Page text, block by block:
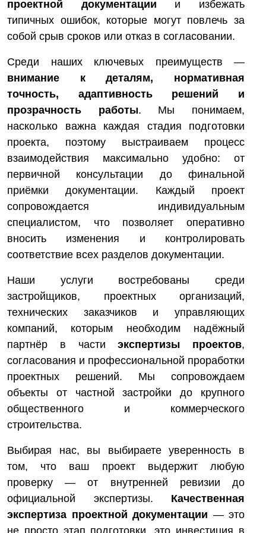
проектной документации и избежать
типичных ошибок, которые могут повлечь за
собой срыв сроков или отказ в согласовании.
Среди наших ключевых преимуществ —
внимание к деталям, нормативная
точность, адаптивность решений и
прозрачность работы. Мы понимаем,
насколько важна каждая стадия подготовки
проекта, поэтому выстраиваем процесс
взаимодействия максимально удобно: от
первичной консультации до финальной
приёмки документации. Каждый проект
сопровождается индивидуальным
специалистом, что позволяет оперативно
вносить изменения и контролировать
соответствие всех разделов документации.
Наши услуги востребованы среди
застройщиков, проектных организаций,
технических заказчиков и управляющих
компаний, которым необходим надёжный
партнёр в частиэкспертизы проектов,
согласования и профессиональной проработки
проектных решений. Мы сопровождаем
объекты от частной застройки до крупного
общественного и коммерческого
строительства.
Выбирая нас, вы выбираете уверенность в
том, что ваш проект выдержит любую
проверку — от внутренней ревизии до
официальной экспертизы. Качественная
экспертиза проектной документации — это
не просто этап подготовки, это инвестиция в